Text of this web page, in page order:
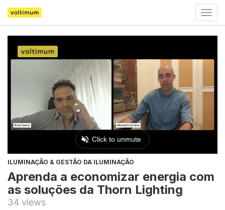
ILUMINAÇÃO & GESTÃO DA ILUMINAÇÃO
Aprenda a economizar energia com
as soluções da Thorn Lighting
34 views